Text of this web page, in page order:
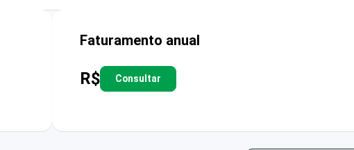
Faturamento anual
R$ Consultar